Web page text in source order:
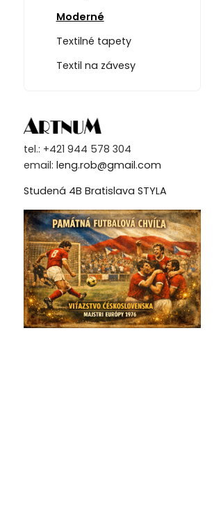
Moderné
Textilné tapety
Textil na závesy
tel.: +421 944 578 304
email: leng.rob@gmail.com
Studená 4B Bratislava STYLA